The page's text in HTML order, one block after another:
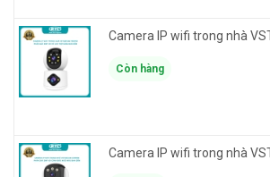
Còn hàng